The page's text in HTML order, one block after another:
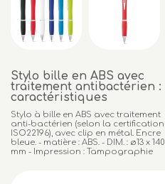
Stylo bille en ABS avec
traitement antibactérien :
caractéristiques
Stylo à bille en ABS avec traitement
anti-bactérien (selon la certification
ISO22196), avec clip en métal. Encre
bleue. - matière : ABS. - DIM. : ø13 x 140
mm - Impression : Tampographie